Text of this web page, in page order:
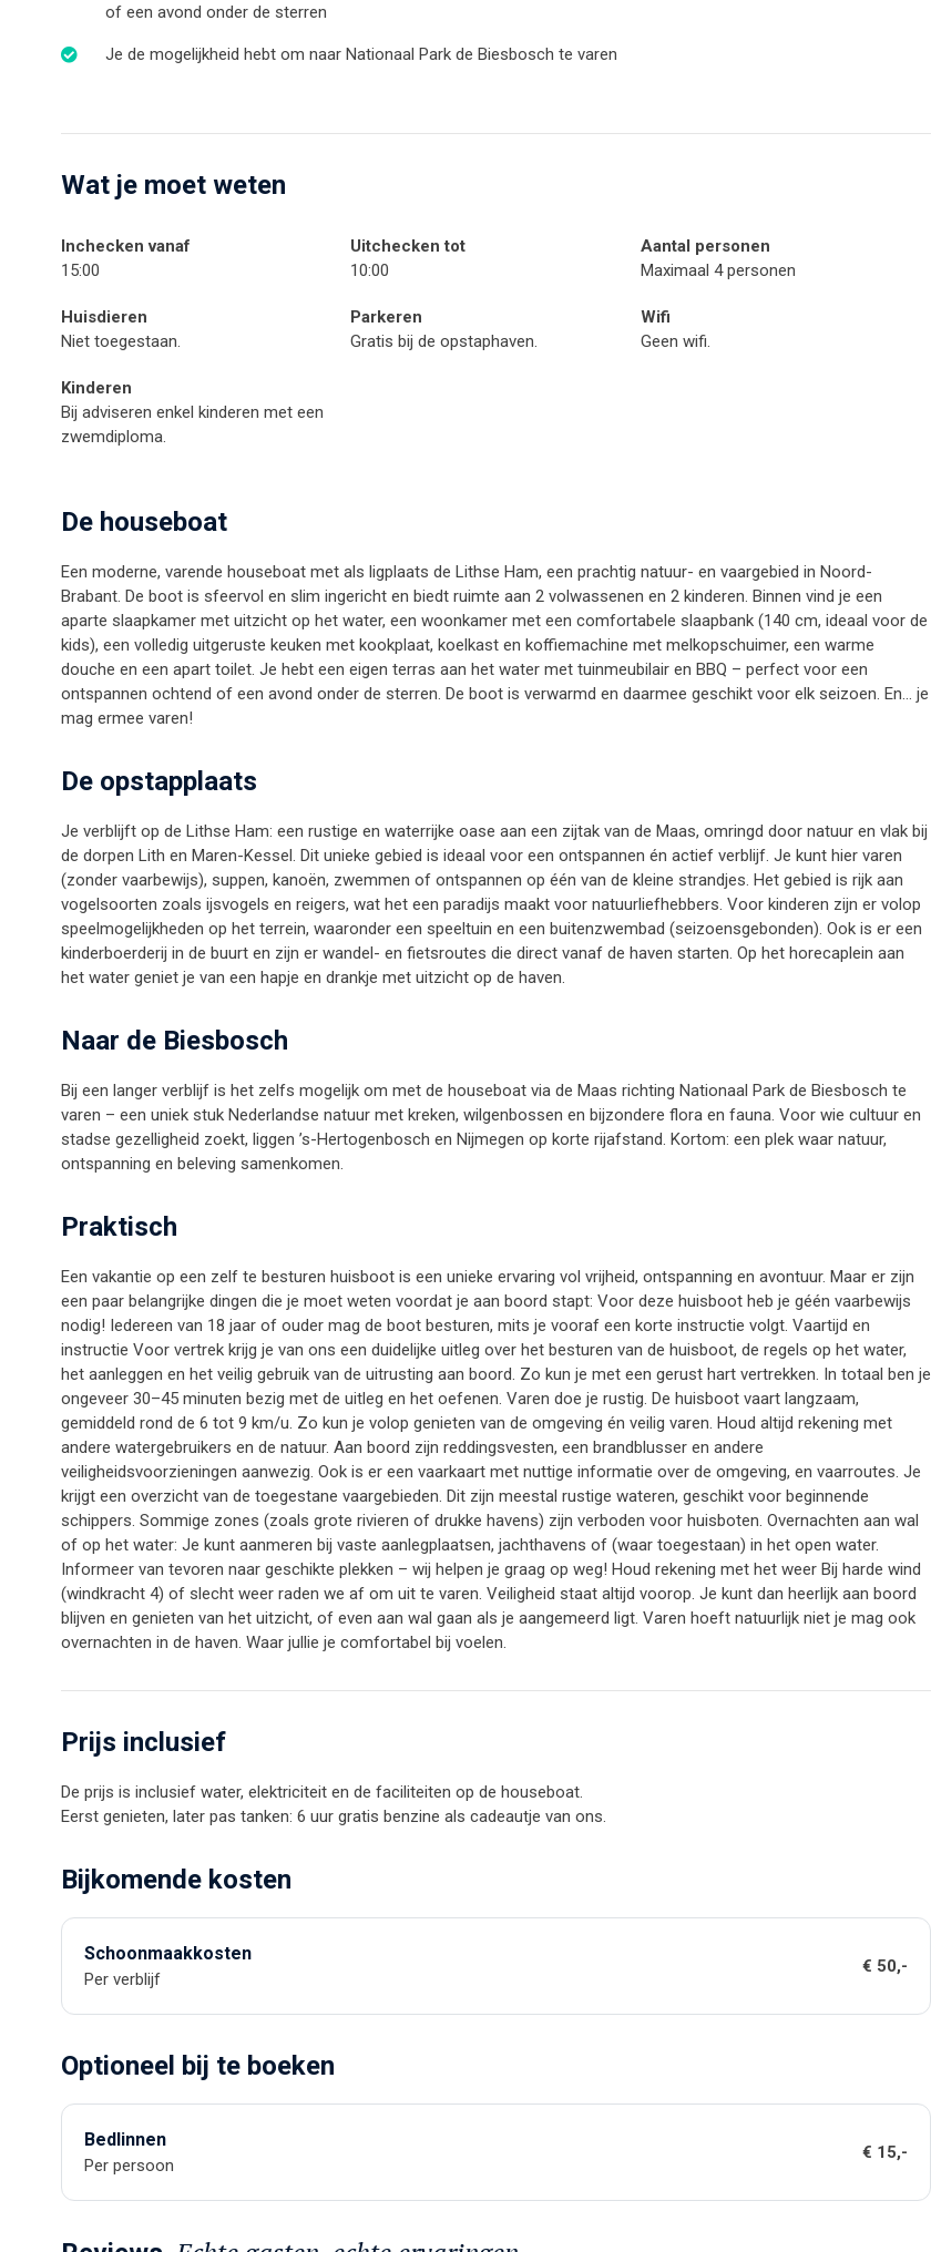
of een avond onder de sterren
Je de mogelijkheid hebt om naar Nationaal Park de Biesbosch te varen
Wat je moet weten
Inchecken vanaf
15:00
Uitchecken tot
10:00
Aantal personen
Maximaal 4 personen
Huisdieren
Niet toegestaan.
Parkeren
Gratis bij de opstaphaven.
Wifi
Geen wifi.
Kinderen
Bij adviseren enkel kinderen met een
zwemdiploma.
De houseboat
Een moderne, varende houseboat met als ligplaats de Lithse Ham, een prachtig natuur- en vaargebied in Noord-
Brabant. De boot is sfeervol en slim ingericht en biedt ruimte aan 2 volwassenen en 2 kinderen. Binnen vind je een
aparte slaapkamer met uitzicht op het water, een woonkamer met een comfortabele slaapbank (140 cm, ideaal voor de
kids), een volledig uitgeruste keuken met kookplaat, koelkast en koffiemachine met melkopschuimer, een warme
douche en een apart toilet. Je hebt een eigen terras aan het water met tuinmeubilair en BBQ – perfect voor een
ontspannen ochtend of een avond onder de sterren. De boot is verwarmd en daarmee geschikt voor elk seizoen. En… je
mag ermee varen!
De opstapplaats
Je verblijft op de Lithse Ham: een rustige en waterrijke oase aan een zijtak van de Maas, omringd door natuur en vlak bij
de dorpen Lith en Maren-Kessel. Dit unieke gebied is ideaal voor een ontspannen én actief verblijf. Je kunt hier varen
(zonder vaarbewijs), suppen, kanoën, zwemmen of ontspannen op één van de kleine strandjes. Het gebied is rijk aan
vogelsoorten zoals ijsvogels en reigers, wat het een paradijs maakt voor natuurliefhebbers. Voor kinderen zijn er volop
speelmogelijkheden op het terrein, waaronder een speeltuin en een buitenzwembad (seizoensgebonden). Ook is er een
kinderboerderij in de buurt en zijn er wandel- en fietsroutes die direct vanaf de haven starten. Op het horecaplein aan
het water geniet je van een hapje en drankje met uitzicht op de haven.
Naar de Biesbosch
Bij een langer verblijf is het zelfs mogelijk om met de houseboat via de Maas richting Nationaal Park de Biesbosch te
varen – een uniek stuk Nederlandse natuur met kreken, wilgenbossen en bijzondere flora en fauna. Voor wie cultuur en
stadse gezelligheid zoekt, liggen ’s-Hertogenbosch en Nijmegen op korte rijafstand. Kortom: een plek waar natuur,
ontspanning en beleving samenkomen.
Praktisch
Een vakantie op een zelf te besturen huisboot is een unieke ervaring vol vrijheid, ontspanning en avontuur. Maar er zijn
een paar belangrijke dingen die je moet weten voordat je aan boord stapt: Voor deze huisboot heb je géén vaarbewijs
nodig! Iedereen van 18 jaar of ouder mag de boot besturen, mits je vooraf een korte instructie volgt. Vaartijd en
instructie Voor vertrek krijg je van ons een duidelijke uitleg over het besturen van de huisboot, de regels op het water,
het aanleggen en het veilig gebruik van de uitrusting aan boord. Zo kun je met een gerust hart vertrekken. In totaal ben je
ongeveer 30–45 minuten bezig met de uitleg en het oefenen. Varen doe je rustig. De huisboot vaart langzaam,
gemiddeld rond de 6 tot 9 km/u. Zo kun je volop genieten van de omgeving én veilig varen. Houd altijd rekening met
andere watergebruikers en de natuur. Aan boord zijn reddingsvesten, een brandblusser en andere
veiligheidsvoorzieningen aanwezig. Ook is er een vaarkaart met nuttige informatie over de omgeving, en vaarroutes. Je
krijgt een overzicht van de toegestane vaargebieden. Dit zijn meestal rustige wateren, geschikt voor beginnende
schippers. Sommige zones (zoals grote rivieren of drukke havens) zijn verboden voor huisboten. Overnachten aan wal
of op het water: Je kunt aanmeren bij vaste aanlegplaatsen, jachthavens of (waar toegestaan) in het open water.
Informeer van tevoren naar geschikte plekken – wij helpen je graag op weg! Houd rekening met het weer Bij harde wind
(windkracht 4) of slecht weer raden we af om uit te varen. Veiligheid staat altijd voorop. Je kunt dan heerlijk aan boord
blijven en genieten van het uitzicht, of even aan wal gaan als je aangemeerd ligt. Varen hoeft natuurlijk niet je mag ook
overnachten in de haven. Waar jullie je comfortabel bij voelen.
Prijs inclusief
De prijs is inclusief water, elektriciteit en de faciliteiten op de houseboat.
Eerst genieten, later pas tanken: 6 uur gratis benzine als cadeautje van ons.
Bijkomende kosten
Schoonmaakkosten
Per verblijf
€ 50,-
Optioneel bij te boeken
Bedlinnen
Per persoon
€ 15,-